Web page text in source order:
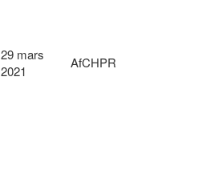
29 mars
2021
AfCHPR